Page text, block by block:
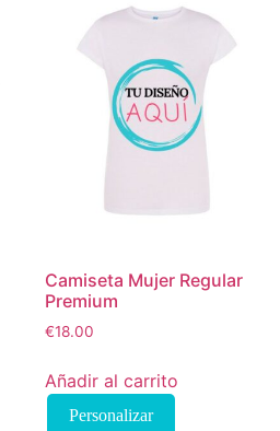
opciones
se
pueden
elegir
en
página
Camiseta Mujer Regular
Premium
€18.00
Añadir al carrito
Personalizar